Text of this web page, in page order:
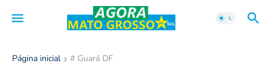
Página inicial # Guará DF